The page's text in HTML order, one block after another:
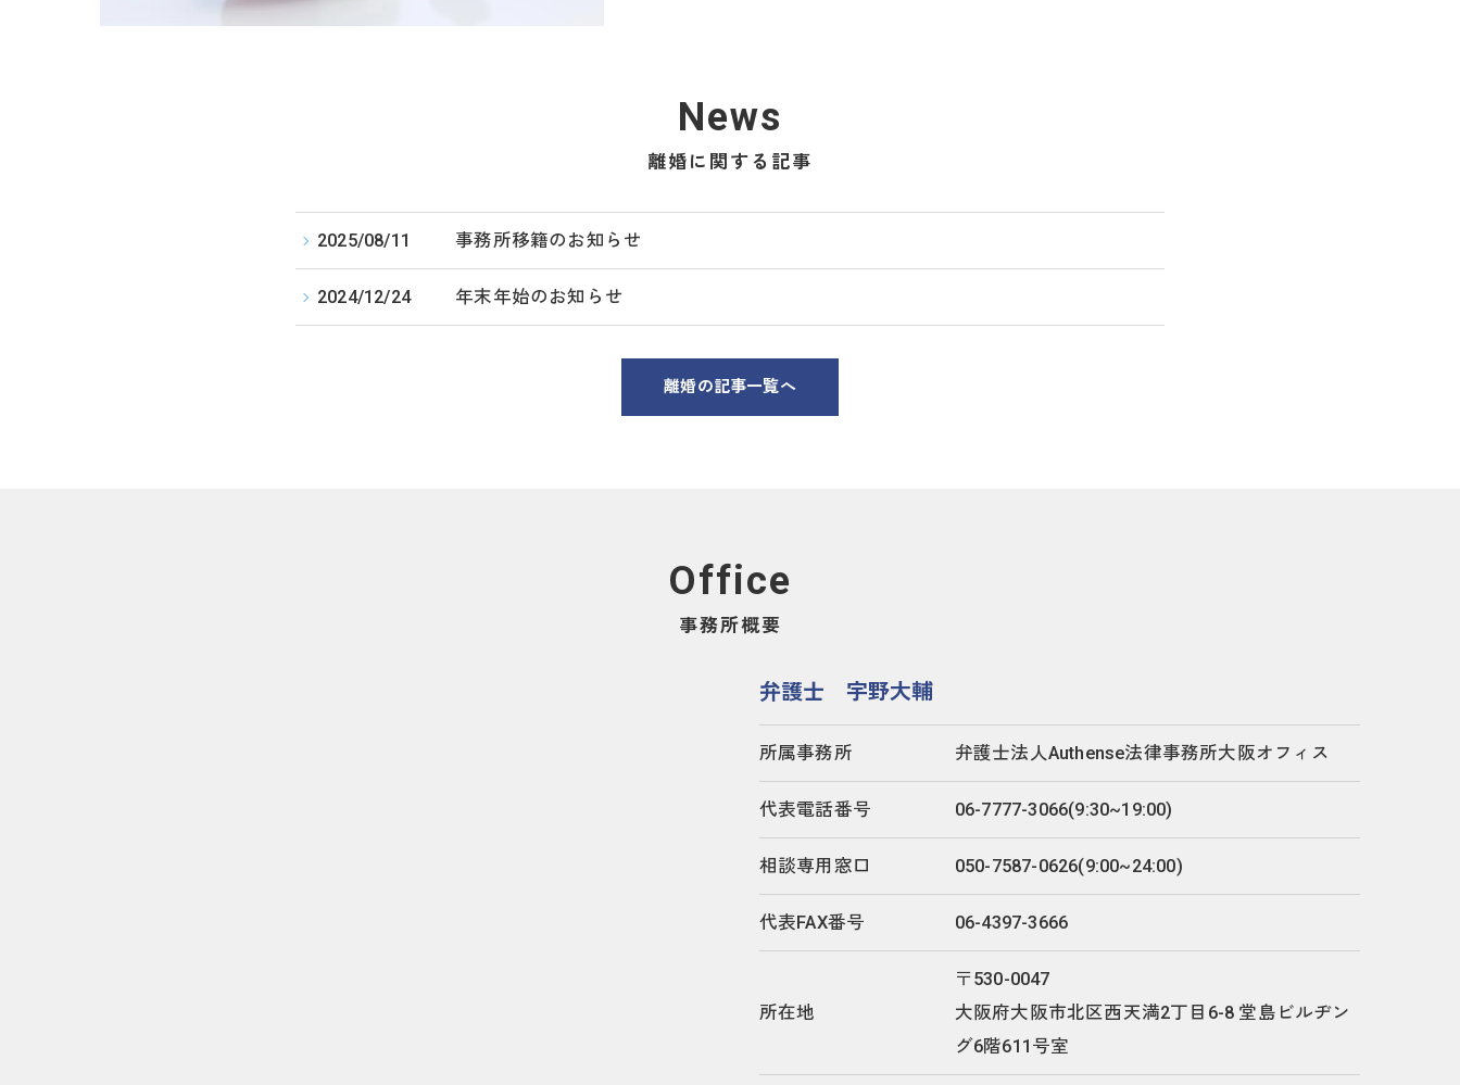
離婚に関する記事
News
2025/08/11 事務所移籍のお知らせ
2024/12/24 年末年始のお知らせ
離婚の記事一覧へ
事務所概要
Office
弁護士 宇野大輔
所属事務所 弁護士法人Authense法律事務所大阪オフィス
代表電話番号 06-7777-3066(9:30~19:00)
相談専用窓口 050-7587-0626(9:00~24:00)
代表FAX番号 06-4397-3666
所在地
〒530-0047
大阪府大阪市北区西天満2丁目6-8 堂島ビルヂン
グ6階611号室